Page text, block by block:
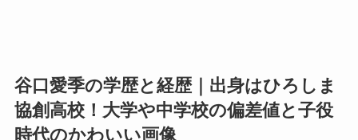
谷口愛季の学歴と経歴｜出身はひろしま
協創高校！大学や中学校の偏差値と子役
時代のかわいい画像